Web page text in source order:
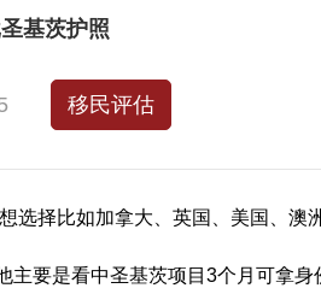
基茨护照
移民评估
选择比如加拿大、英国、美国、澳
主要是看中圣基茨项目3个月可拿